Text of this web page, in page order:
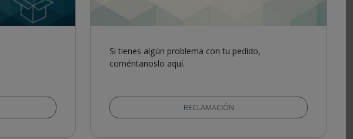
Si tienes algún problema con tu pedido,
coméntanoslo aquí.
RECLAMACIÓN